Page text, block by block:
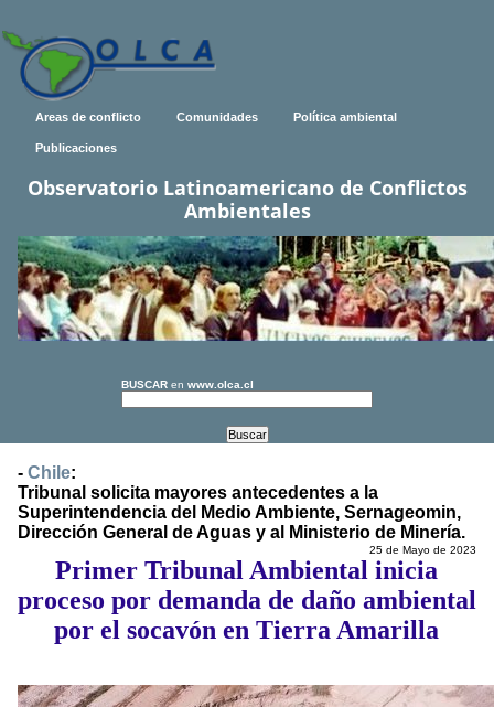
Areas de conflicto Comunidades Política ambiental
Publicaciones
Observatorio Latinoamericano de Conflictos
Ambientales
BUSCAR en www.olca.cl
- Chile:
Tribunal solicita mayores antecedentes a la
Superintendencia del Medio Ambiente, Sernageomin,
Dirección General de Aguas y al Ministerio de Minería.
25 de Mayo de 2023
Primer Tribunal Ambiental inicia
proceso por demanda de daño ambiental
por el socavón en Tierra Amarilla